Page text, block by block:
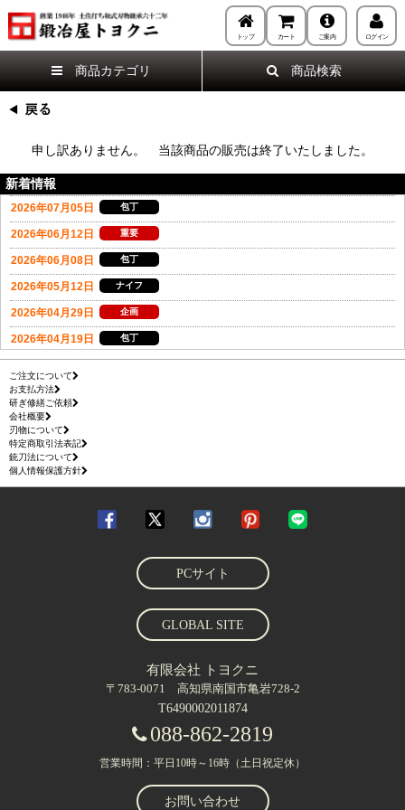
トップ カート ご案内 ログイン
商品カテゴリ 商品検索
申し訳ありません。 当該商品の販売は終了いたしました。
新着情報
ご注文について
お支払方法
研ぎ修繕ご依頼
会社概要
刃物について
特定商取引法表記
銃刀法について
個人情報保護方針
PCサイト
GLOBAL SITE
有限会社 トヨクニ
〒783-0071 高知県南国市亀岩728-2
T6490002011874
088-862-2819
営業時間：平日10時～16時（土日祝定休）
お問い合わせ